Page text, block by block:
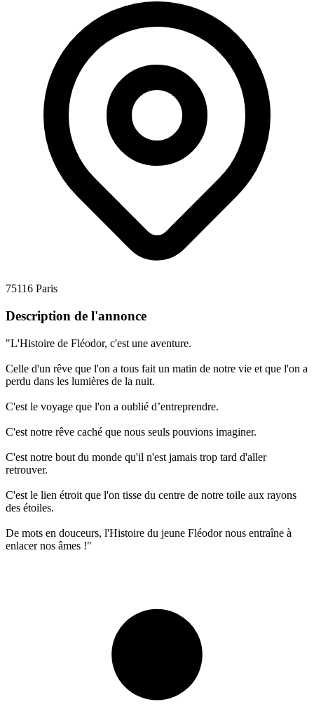
75116 Paris
Description de l'annonce
"L'Histoire de Fléodor, c'est une aventure.
Celle d'un rêve que l'on a tous fait un matin de notre vie et que l'on a
perdu dans les lumières de la nuit.
C'est le voyage que l'on a oublié d’entreprendre.
C'est notre rêve caché que nous seuls pouvions imaginer.
C'est notre bout du monde qu'il n'est jamais trop tard d'aller
retrouver.
C'est le lien étroit que l'on tisse du centre de notre toile aux rayons
des étoiles.
De mots en douceurs, l'Histoire du jeune Fléodor nous entraîne à
enlacer nos âmes !"